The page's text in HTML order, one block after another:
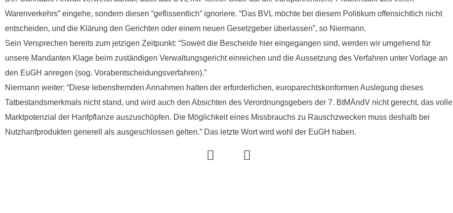
Warenverkehrs” eingehe, sondern diesen “geflissentlich” ignoriere. “Das BVL möchte bei diesem Politikum offensichtlich nicht
entscheiden, und die Klärung den Gerichten oder einem neuen Gesetzgeber überlassen”, so Niermann.
Sein Versprechen bereits zum jetzigen Zeitpunkt: “Soweit die Bescheide hier eingegangen sind, werden wir umgehend für
unsere Mandanten Klage beim zuständigen Verwaltungsgericht einreichen und die Aussetzung des Verfahren unter Vorlage an
den EuGH anregen (sog. Vorabentscheidungsverfahren).”
Niermann weiter: “Diese lebensfremden Annahmen halten der erforderlichen, europarechtskonformen Auslegung dieses
Tatbestandsmerkmals nicht stand, und wird auch den Absichten des Verordnungsgebers der 7. BtMÄndV nicht gerecht, das volle
Marktpotenzial der Hanfpflanze auszuschöpfen. Die Möglichkeit eines Missbrauchs zu Rauschzwecken muss deshalb bei
Nutzhanfprodukten generell als ausgeschlossen gelten.” Das letzte Wort wird wohl der EuGH haben.